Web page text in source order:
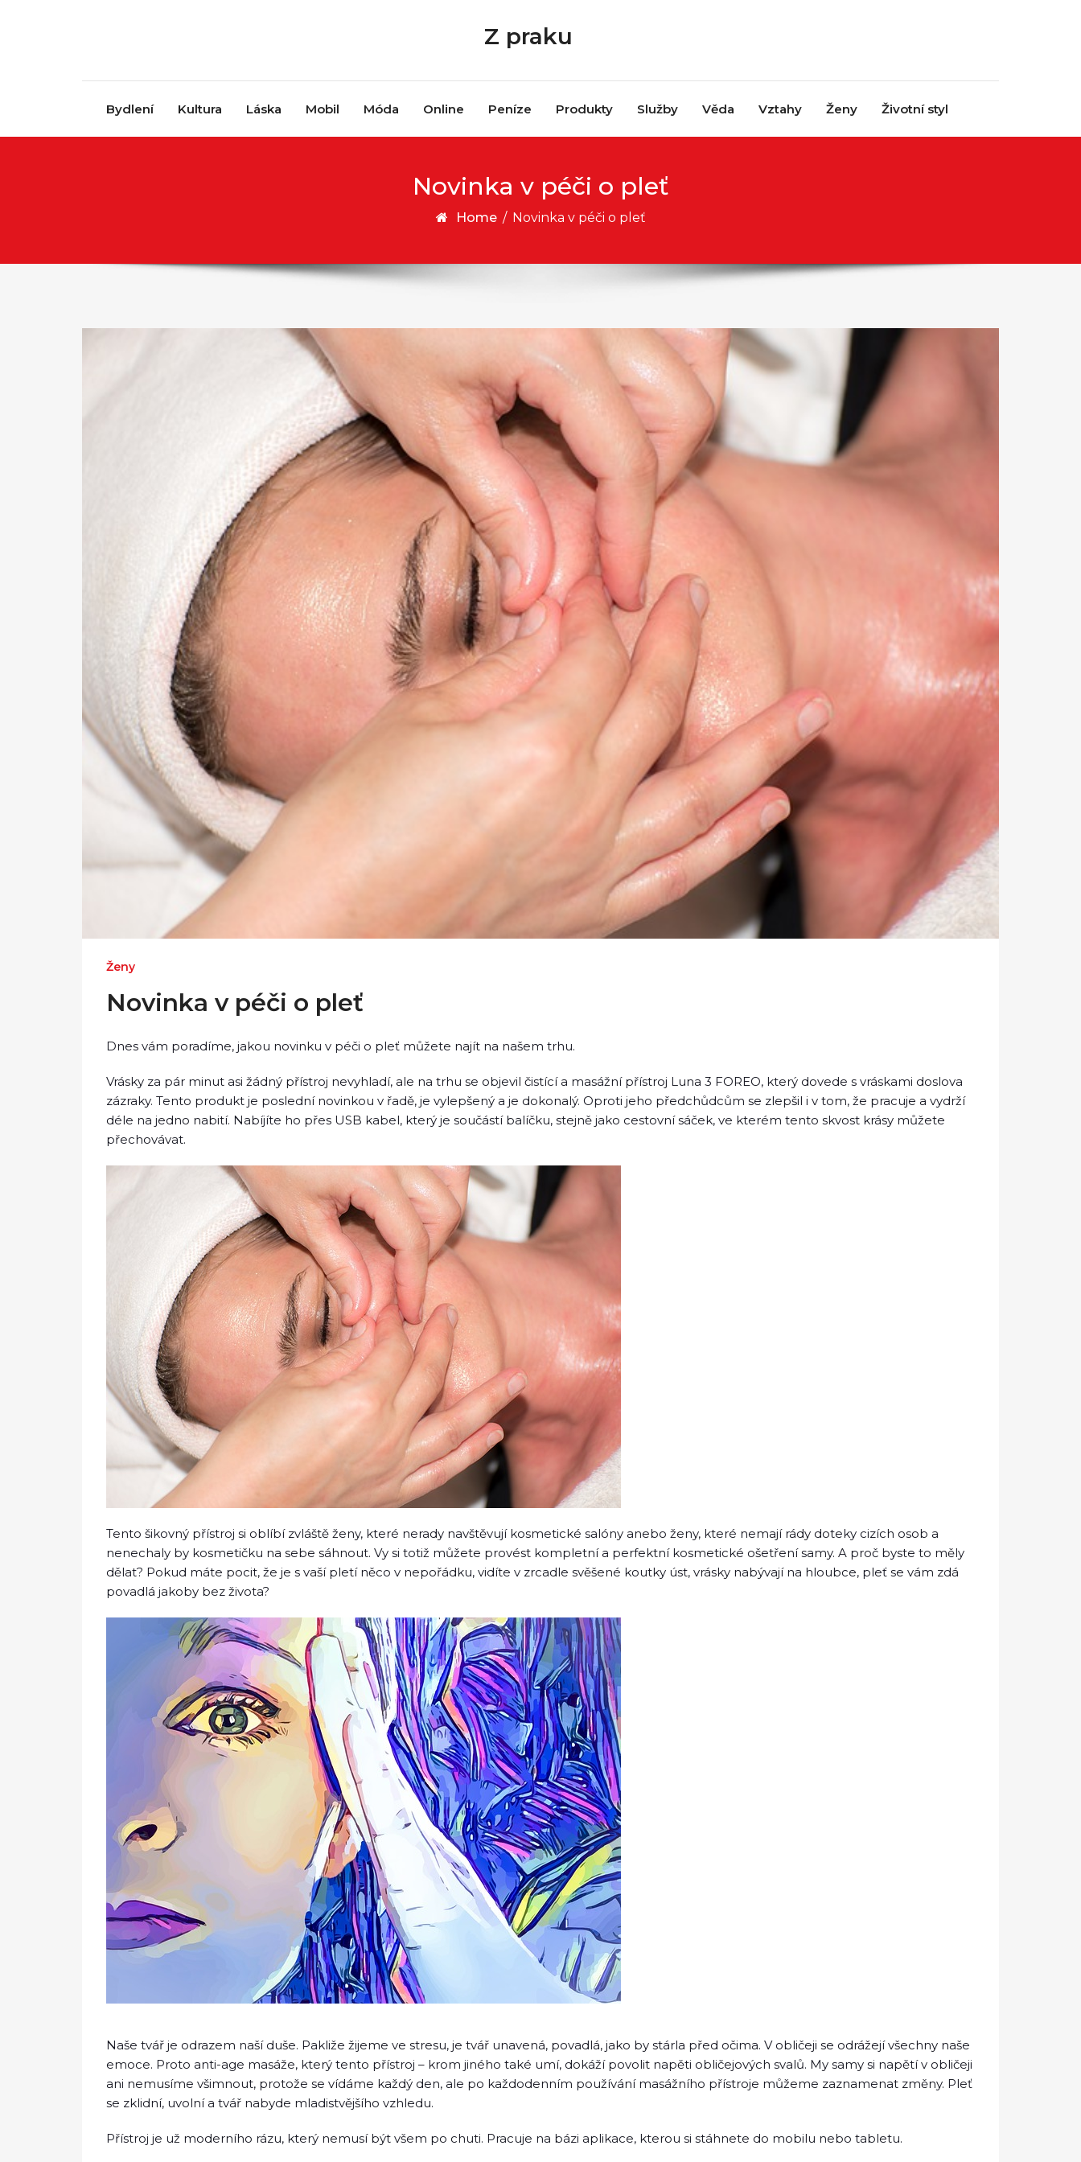
Z praku
Bydlení Kultura Láska Mobil Móda Online Peníze Produkty Služby Věda Vztahy Ženy Životní styl
Novinka v péči o pleť
Home / Novinka v péči o pleť
Ženy
Novinka v péči o pleť
Dnes vám poradíme, jakou novinku v péči o pleť můžete najít na našem trhu.
Vrásky za pár minut asi žádný přístroj nevyhladí, ale na trhu se objevil čistící a masážní přístroj Luna 3 FOREO, který dovede s vráskami doslova
zázraky. Tento produkt je poslední novinkou v řadě, je vylepšený a je dokonalý. Oproti jeho předchůdcům se zlepšil i v tom, že pracuje a vydrží
déle na jedno nabití. Nabíjíte ho přes USB kabel, který je součástí balíčku, stejně jako cestovní sáček, ve kterém tento skvost krásy můžete
přechovávat.
Tento šikovný přístroj si oblíbí zvláště ženy, které nerady navštěvují kosmetické salóny anebo ženy, které nemají rády doteky cizích osob a
nenechaly by kosmetičku na sebe sáhnout. Vy si totiž můžete provést kompletní a perfektní kosmetické ošetření samy. A proč byste to měly
dělat? Pokud máte pocit, že je s vaší pletí něco v nepořádku, vidíte v zrcadle svěšené koutky úst, vrásky nabývají na hloubce, pleť se vám zdá
povadlá jakoby bez života?
Naše tvář je odrazem naší duše. Pakliže žijeme ve stresu, je tvář unavená, povadlá, jako by stárla před očima. V obličeji se odrážejí všechny naše
emoce. Proto anti-age masáže, který tento přístroj – krom jiného také umí, dokáží povolit napěti obličejových svalů. My samy si napětí v obličeji
ani nemusíme všimnout, protože se vídáme každý den, ale po každodenním používání masážního přístroje můžeme zaznamenat změny. Pleť
se zklidní, uvolní a tvář nabyde mladistvějšího vzhledu.
Přístroj je už moderního rázu, který nemusí být všem po chuti. Pracuje na bázi aplikace, kterou si stáhnete do mobilu nebo tabletu.